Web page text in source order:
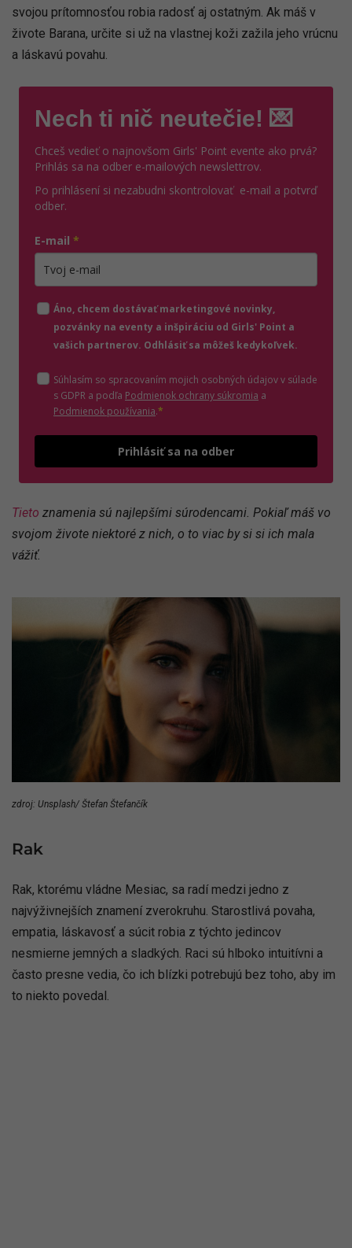
svojou prítomnosťou robia radosť aj ostatným. Ak máš v
živote Barana, určite si už na vlastnej koži zažila jeho vrúcnu
a láskavú povahu.
Nech ti nič neutečie! 💌
Chceš vedieť o najnovšom Girls' Point evente ako prvá?
Prihlás sa na odber e-mailových newslettrov.
Po prihlásení si nezabudni skontrolovať e-mail a potvrď
odber.
E-mail *
Áno, chcem dostávať marketingové novinky,
pozvánky na eventy a inšpiráciu od Girls' Point a
vašich partnerov. Odhlásiť sa môžeš kedykoľvek.
Súhlasím so spracovaním mojich osobných údajov v súlade
s GDPR a podľa Podmienok ochrany súkromia (otvorí sa v novom
a
Podmienok používania(otvorí sa v novom okne)
.*
Prihlásiť sa na odber
Tieto znamenia sú najlepšími súrodencami. Pokiaľ máš vo
svojom živote niektoré z nich, o to viac by si si ich mala
vážiť.
zdroj: Unsplash/ Štefan Štefančík
Rak
Rak, ktorému vládne Mesiac, sa radí medzi jedno z
najvýživnejších znamení zverokruhu. Starostlivá povaha,
empatia, láskavosť a súcit robia z týchto jedincov
nesmierne jemných a sladkých. Raci sú hlboko intuitívni a
často presne vedia, čo ich blízki potrebujú bez toho, aby im
to niekto povedal.